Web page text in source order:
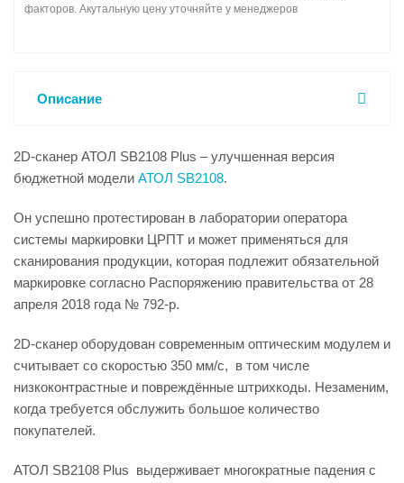
факторов. Акутальную цену уточняйте у менеджеров
Описание
2D-сканер АТОЛ SB2108 Plus – улучшенная версия
бюджетной модели АТОЛ SB2108.
Он успешно протестирован в лаборатории оператора
системы маркировки ЦРПТ и может применяться для
сканирования продукции, которая подлежит обязательной
маркировке согласно Распоряжению правительства от 28
апреля 2018 года № 792-р.
2D-сканер оборудован современным оптическим модулем и
считывает со скоростью 350 мм/с, в том числе
низкоконтрастные и повреждённые штрихкоды. Незаменим,
когда требуется обслужить большое количество
покупателей.
АТОЛ SB2108 Plus выдерживает многократные падения с